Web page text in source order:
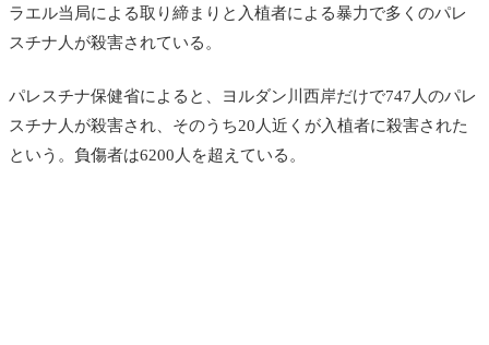
ラエル当局による取り締まりと入植者による暴力で多くのパレ
スチナ人が殺害されている。
パレスチナ保健省によると、ヨルダン川西岸だけで747人のパレ
スチナ人が殺害され、そのうち20人近くが入植者に殺害された
という。負傷者は6200人を超えている。